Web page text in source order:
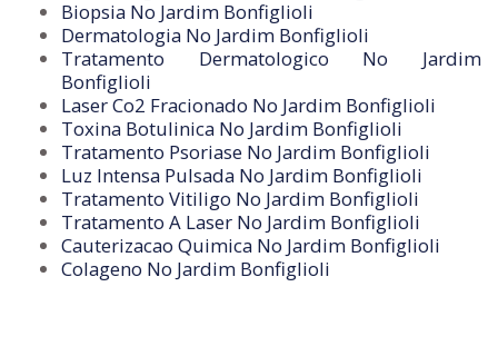
Biopsia No Jardim Bonfiglioli
Dermatologia No Jardim Bonfiglioli
Tratamento Dermatologico No Jardim
Bonfiglioli
Laser Co2 Fracionado No Jardim Bonfiglioli
Toxina Botulinica No Jardim Bonfiglioli
Tratamento Psoriase No Jardim Bonfiglioli
Luz Intensa Pulsada No Jardim Bonfiglioli
Tratamento Vitiligo No Jardim Bonfiglioli
Tratamento A Laser No Jardim Bonfiglioli
Cauterizacao Quimica No Jardim Bonfiglioli
Colageno No Jardim Bonfiglioli